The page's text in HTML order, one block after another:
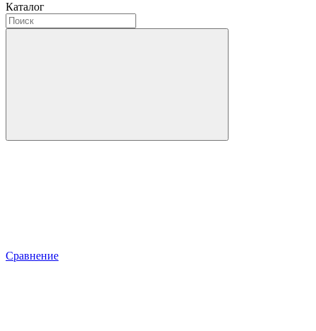
Каталог
Сравнение